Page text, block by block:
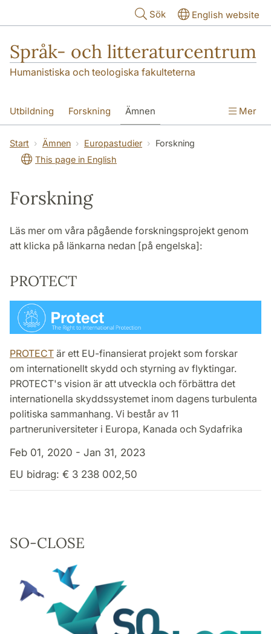
Sök English website
Språk- och litteraturcentrum
Humanistiska och teologiska fakulteterna
Utbildning Forskning Ämnen
SOL-husen Kontakt Institutionen
översättning till svenska
Mer
Start Ämnen Europastudier
Forskning
This page in English
Forskning
Läs mer om våra pågående forskningsprojekt genom
att klicka på länkarna nedan [på engelska]:
PROTECT
PROTECT är ett EU-finansierat projekt som forskar
om internationellt skydd och styrning av flyktingar.
PROTECT's vision är att utveckla och förbättra det
internationella skyddssystemet inom dagens turbulenta
politiska sammanhang. Vi består av 11
partneruniversiteter i Europa, Kanada och Sydafrika
Feb 01, 2020 - Jan 31, 2023
EU bidrag: € 3 238 002,50
SO-CLOSE